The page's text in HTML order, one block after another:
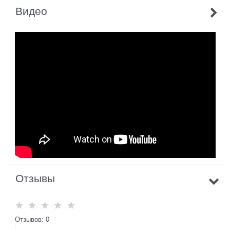
Видео
Отзывы
Отзывов: 0